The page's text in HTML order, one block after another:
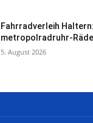
Fahrradverleih
metropolradruhr-
5. August 2026